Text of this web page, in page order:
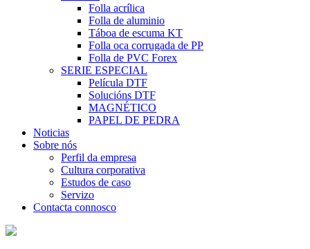
Folla acrílica
Folla de aluminio
Táboa de escuma KT
Folla oca corrugada de PP
Folla de PVC Forex
SERIE ESPECIAL
Película DTF
Solucións DTF
MAGNÉTICO
PAPEL DE PEDRA
Noticias
Sobre nós
Perfil da empresa
Cultura corporativa
Estudos de caso
Servizo
Contacta connosco